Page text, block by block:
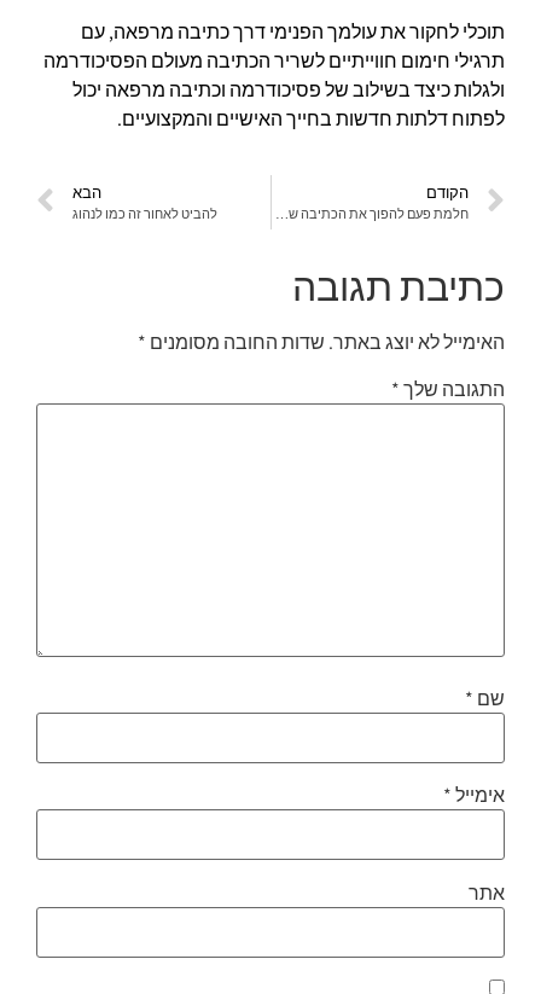
תוכלי לחקור את עולמך הפנימי דרך כתיבה מרפאה, עם
תרגילי חימום חווייתיים לשריר הכתיבה מעולם הפסיכודרמה
ולגלות כיצד בשילוב של פסיכודרמה וכתיבה מרפאה יכול
לפתוח דלתות חדשות בחייך האישיים והמקצועיים.
הקודם
חלמת פעם להפוך את הכתיבה שלך לכלי רב עוצמה לריפוי והעצמה?
הבא
להביט לאחור זה כמו לנהוג
כתיבת תגובה
האימייל לא יוצג באתר. שדות החובה מסומנים *
התגובה שלך*
שם *
אימייל*
אתר